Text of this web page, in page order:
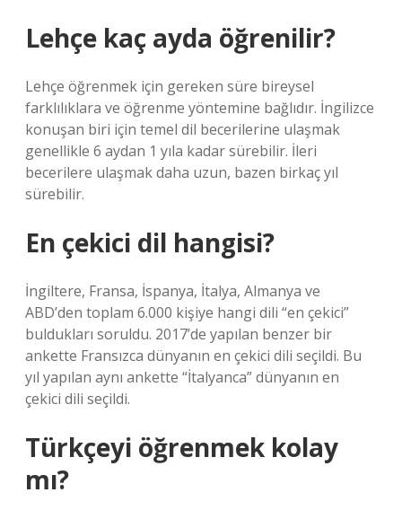
Lehçe kaç ayda öğrenilir?
Lehçe öğrenmek için gereken süre bireysel
farklılıklara ve öğrenme yöntemine bağlıdır. İngilizce
konuşan biri için temel dil becerilerine ulaşmak
genellikle 6 aydan 1 yıla kadar sürebilir. İleri
becerilere ulaşmak daha uzun, bazen birkaç yıl
sürebilir.
En çekici dil hangisi?
İngiltere, Fransa, İspanya, İtalya, Almanya ve
ABD’den toplam 6.000 kişiye hangi dili “en çekici”
buldukları soruldu. 2017’de yapılan benzer bir
ankette Fransızca dünyanın en çekici dili seçildi. Bu
yıl yapılan aynı ankette “İtalyanca” dünyanın en
çekici dili seçildi.
Türkçeyi öğrenmek kolay
mı?